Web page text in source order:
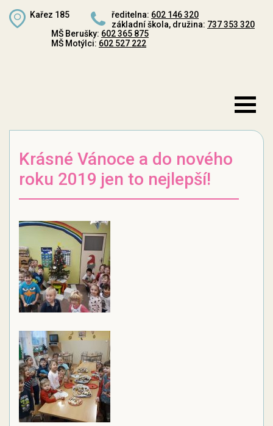
Kařez 185 ředitelna: 602 146 320
základní škola, družina: 737 353 320
MŠ Berušky: 602 365 875
MŠ Motýlci: 602 527 222
Krásné Vánoce a do nového
roku 2019 jen to nejlepší!